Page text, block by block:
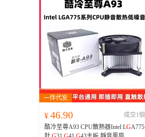
¥ 46.90
成交1個
酷冷至尊A93 CPU散熱器Intel LGA775